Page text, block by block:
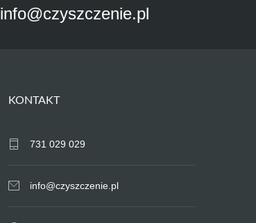
info@czyszczenie.pl
KONTAKT
731 029 029
info@czyszczenie.pl